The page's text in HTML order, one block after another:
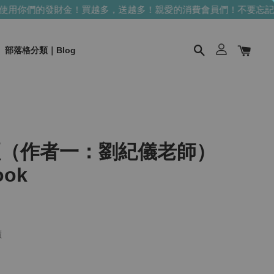
們的發財金！買越多，送越多！親愛的消費會員們！不要忘記使
部落格分類｜Blog
作者一：劉紀儀老師）